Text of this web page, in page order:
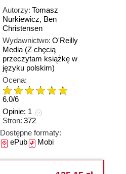
Autorzy: Tomasz
Nurkiewicz, Ben
Christensen
Wydawnictwo: O'Reilly
Media (Z chęcią
przeczytam książkę w
języku polskim)
Ocena:
6.0/6
Opinie: 1
Stron: 372
Dostępne formaty:
ePubMobi